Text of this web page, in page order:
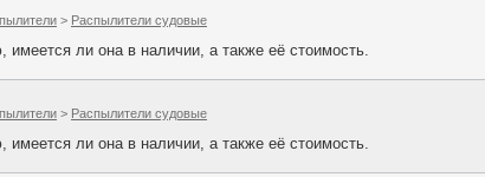
> Распылители судовые
ли она в наличии, а также её стоимость.
> Распылители судовые
ли она в наличии, а также её стоимость.